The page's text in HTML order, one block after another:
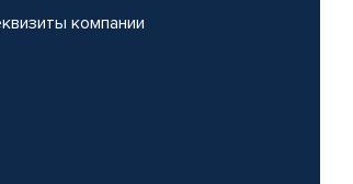
компании